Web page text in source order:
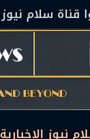
قناة سلام نيوز
نيوز الإخبارية